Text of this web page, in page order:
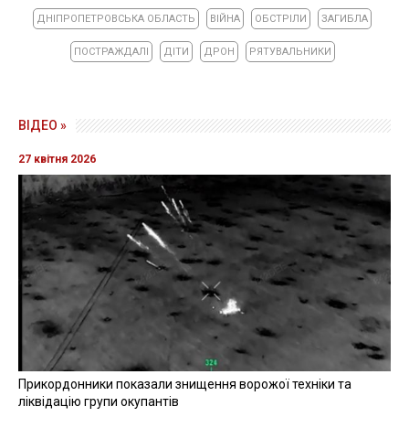
ДНІПРОПЕТРОВСЬКА ОБЛАСТЬ ВІЙНА ОБСТРІЛИ ЗАГИБЛА
ПОСТРАЖДАЛІ ДІТИ ДРОН РЯТУВАЛЬНИКИ
ВІДЕО »
27 квітня 2026
Прикордонники показали знищення ворожої техніки та
ліквідацію групи окупантів